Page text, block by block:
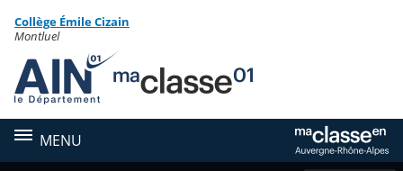
Menu de la rubrique
Contenu
Collège Émile Cizain
Montluel
MENU